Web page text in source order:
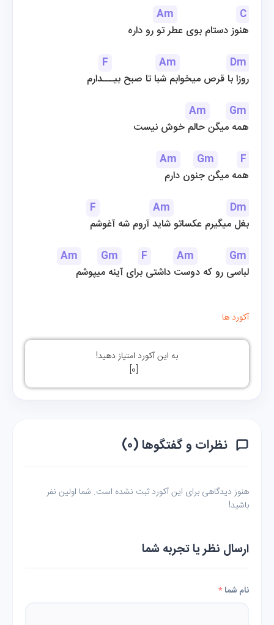
Am
C
هنوز دستام بوی عطر تو رو داره
F
Am
Dm
روزا با قرص میخوابم شبا تا صبح بیـــدارم
Am
Gm
همه میگن حالم خوش نیست
Am
Gm
F
همه میگن جنون دارم
F
Am
Dm
بغل میگیرم عکساتو شاید آروم شه آغوشم
Am
Gm F Am
Gm
لباسی رو که دوست داشتی برای آینه میپوشم
آکورد ها
به این آکورد امتیاز دهید!
[
0
]
نظرات و گفتگوها (۰)
هنوز دیدگاهی برای این آکورد ثبت نشده است. شما اولین نفر
باشید!
ارسال نظر یا تجربه شما
نام شما*